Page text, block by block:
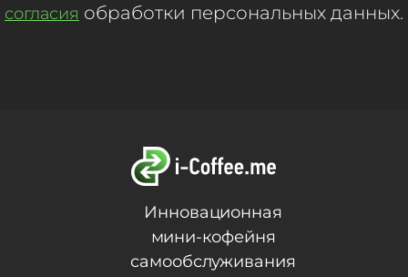
согласия обработки персональных данных.
Инновационная
мини-кофейня
самообслуживания